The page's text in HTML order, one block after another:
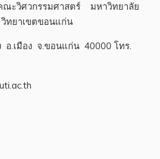
ณะวิศวกรรมศาสตร์ มหาวิทยาลัย
ทยาเขตขอนแก่น
อ.เมือง จ.ขอนแก่น 40000 โทร.